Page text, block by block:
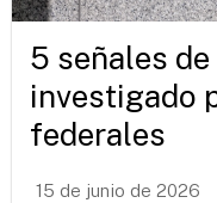
5 señales
investigado
federales
15 de junio de 2026